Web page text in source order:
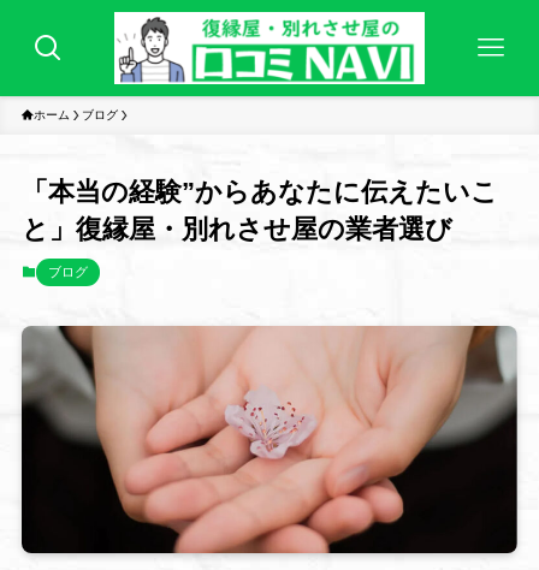
ホーム ブログ
「本当の経験”からあなたに伝えたいこ
と」復縁屋・別れさせ屋の業者選び
ブログ